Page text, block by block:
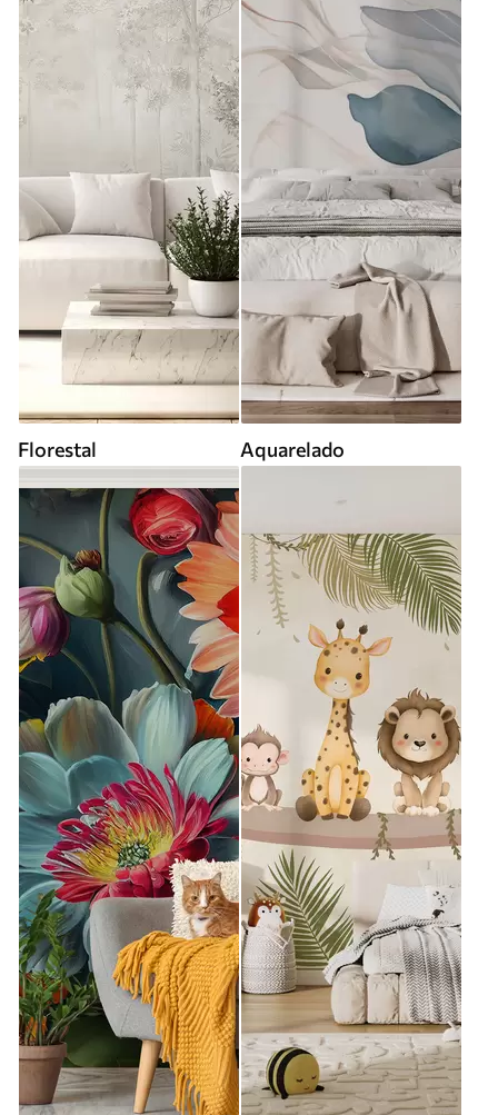
Florestal Aquarelado